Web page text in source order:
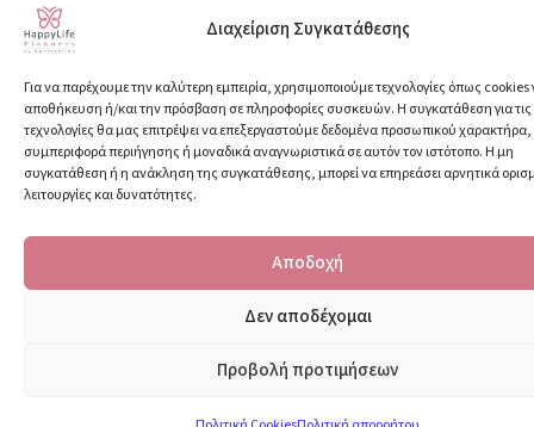
Διαχείριση Συγκατάθεσης
Για να παρέχουμε την καλύτερη εμπειρία, χρησιμοποιούμε τεχνολογίες όπως cookies
αποθήκευση ή/και την πρόσβαση σε πληροφορίες συσκευών. Η συγκατάθεση για
τεχνολογίες θα μας επιτρέψει να επεξεργαστούμε δεδομένα προσωπικού
συμπεριφορά περιήγησης ή μοναδικά αναγνωριστικά σε αυτόν τον ιστότοπο. Η μη
συγκατάθεση ή η ανάκληση της συγκατάθεσης, μπορεί να επηρεάσει αρνητικά
λειτουργίες και δυνατότητες.
Αποδοχή
Δεν αποδέχομαι
Προβολή προτιμήσεων